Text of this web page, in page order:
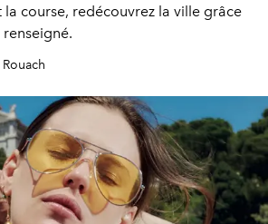
la course, redécouvrez la ville grâce